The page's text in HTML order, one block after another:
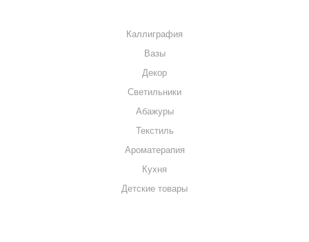
Каллиграфия
Вазы
Декор
Светильники
Абажуры
Текстиль
Ароматерапия
Кухня
Детские товары